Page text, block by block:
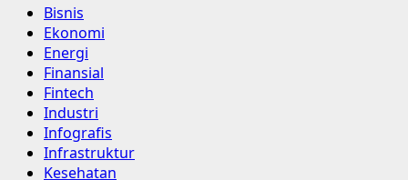
Bisnis
Ekonomi
Energi
Finansial
Fintech
Industri
Infografis
Infrastruktur
Kesehatan